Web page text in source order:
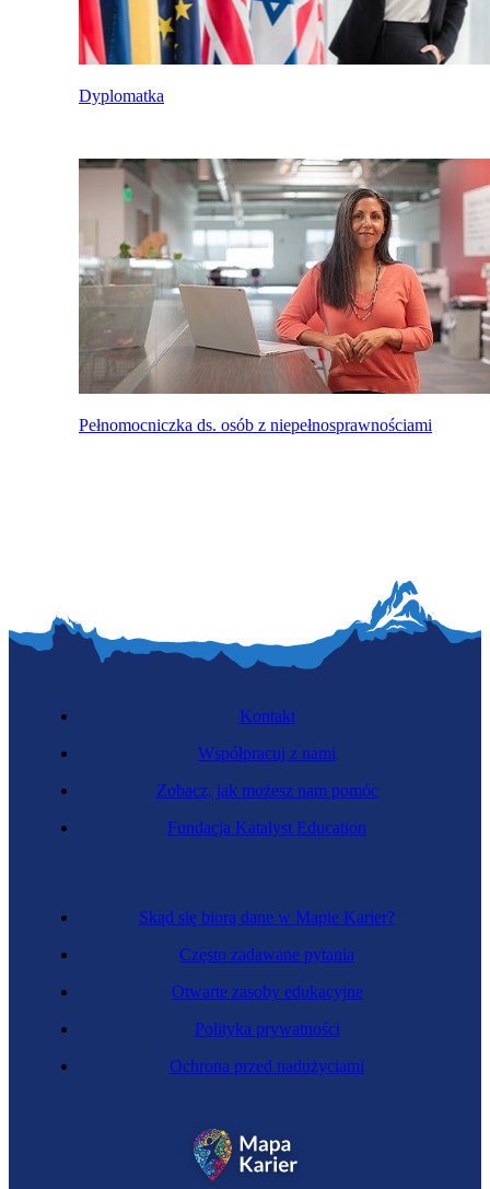
Dyplomatka
Pełnomocniczka ds. osób z niepełnosprawnościami
Skąd się biorą dane w Mapie Karier?
Często zadawane pytania
Otwarte zasoby edukacyjne
Polityka prywatności
Ochrona przed nadużyciami
Kontakt
Współpracuj z nami
Zobacz, jak możesz nam pomóc
Fundacja Katalyst Education